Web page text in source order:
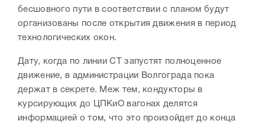
бесшовного пути в соответствии с планом будут
организованы после открытия движения в период
технологических окон.
Дату, когда по линии СТ запустят полноценное
движение, в администрации Волгограда пока
держат в секрете. Меж тем, кондукторы в
курсирующих до ЦПКиО вагонах делятся
информацией о том, что это произойдет до конца